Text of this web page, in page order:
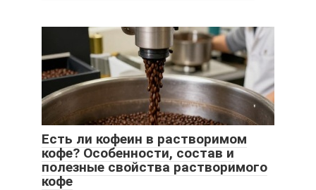
Есть ли кофеин в растворимом
кофе? Особенности, состав и
полезные свойства растворимого
кофе